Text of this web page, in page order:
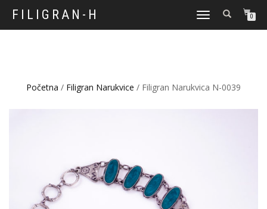
FILIGRAN-H
TOGGLE
0
Početna / Filigran Narukvice / Filigran Narukvica N-0039